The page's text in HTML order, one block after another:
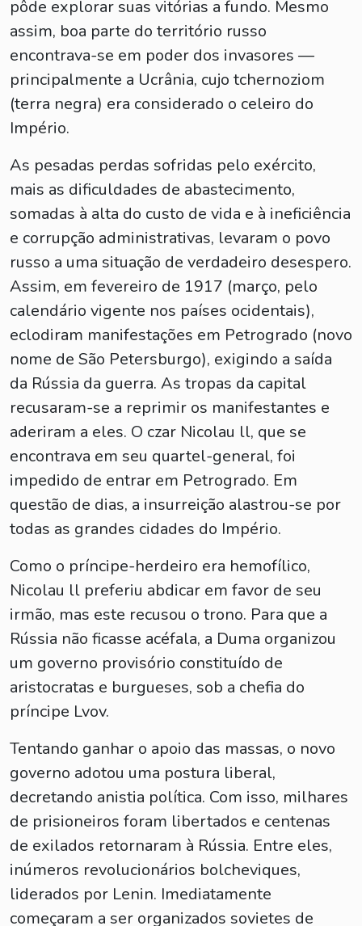
pôde explorar suas vitórias a fundo. Mesmo
assim, boa parte do território russo
encontrava-se em poder dos invasores —
principalmente a Ucrânia, cujo tchernoziom
(terra negra) era considerado o celeiro do
Império.
As pesadas perdas sofridas pelo exército,
mais as dificuldades de abastecimento,
somadas à alta do custo de vida e à ineficiência
e corrupção administrativas, levaram o povo
russo a uma situação de verdadeiro desespero.
Assim, em fevereiro de 1917 (março, pelo
calendário vigente nos países ocidentais),
eclodiram manifestações em Petrogrado (novo
nome de São Petersburgo), exigindo a saída
da Rússia da guerra. As tropas da capital
recusaram-se a reprimir os manifestantes e
aderiram a eles. O czar Nicolau ll, que se
encontrava em seu quartel-general, foi
impedido de entrar em Petrogrado. Em
questão de dias, a insurreição alastrou-se por
todas as grandes cidades do Império.
Como o príncipe-herdeiro era hemofílico,
Nicolau ll preferiu abdicar em favor de seu
irmão, mas este recusou o trono. Para que a
Rússia não ficasse acéfala, a Duma organizou
um governo provisório constituído de
aristocratas e burgueses, sob a chefia do
príncipe Lvov.
Tentando ganhar o apoio das massas, o novo
governo adotou uma postura liberal,
decretando anistia política. Com isso, milhares
de prisioneiros foram libertados e centenas
de exilados retornaram à Rússia. Entre eles,
inúmeros revolucionários bolcheviques,
liderados por Lenin. Imediatamente
começaram a ser organizados sovietes de